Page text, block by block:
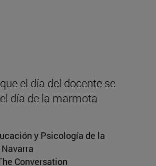
el día del docente se
día de la marmota
y Psicología de la
Conversation